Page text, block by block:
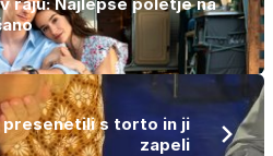
presenetili s torto in ji
zapeli